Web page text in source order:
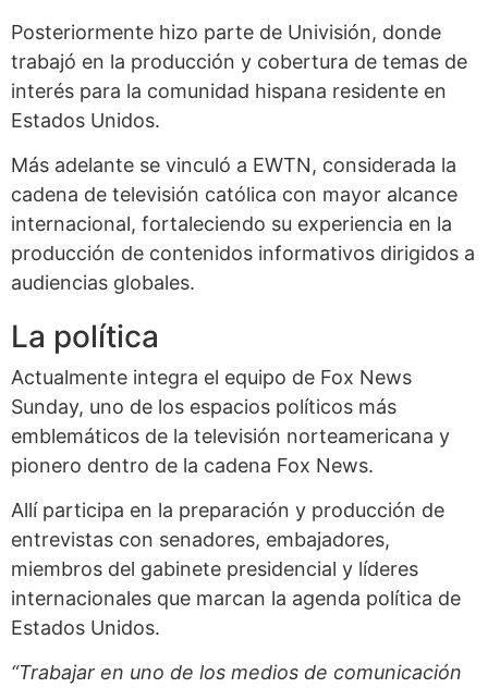
Posteriormente hizo parte de Univisión, donde
trabajó en la producción y cobertura de temas de
interés para la comunidad hispana residente en
Estados Unidos.
Más adelante se vinculó a EWTN, considerada la
cadena de televisión católica con mayor alcance
internacional, fortaleciendo su experiencia en la
producción de contenidos informativos dirigidos a
audiencias globales.
La política
Actualmente integra el equipo de Fox News
Sunday, uno de los espacios políticos más
emblemáticos de la televisión norteamericana y
pionero dentro de la cadena Fox News.
Allí participa en la preparación y producción de
entrevistas con senadores, embajadores,
miembros del gabinete presidencial y líderes
internacionales que marcan la agenda política de
Estados Unidos.
“Trabajar en uno de los medios de comunicación